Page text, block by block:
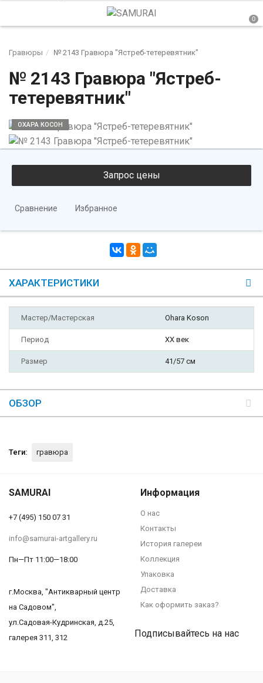
Гравюры № 2143 Гравюра "Ястреб-тетеревятник"
№ 2143 Гравюра "Ястреб-
тетеревятник"
ОХАРА КОСОН
Сравнение Избранное
ХАРАКТЕРИСТИКИ
Мастер/Мастерская Ohara Koson
Период XX век
Размер 41/57 см
ОБЗОР
Теги: гравюра
SAMURAI
+7 (495) 150 07 31
info@samurai-artgallery.ru
Пн—Пт 11:00—18:00
г.Москва, "Антикварный центр
на Садовом",
ул.Садовая-Кудринская, д.25,
галерея 311, 312
Информация
О нас
Контакты
История галереи
Коллекция
Упаковка
Доставка
Как оформить заказ?
Подписывайтесь на нас